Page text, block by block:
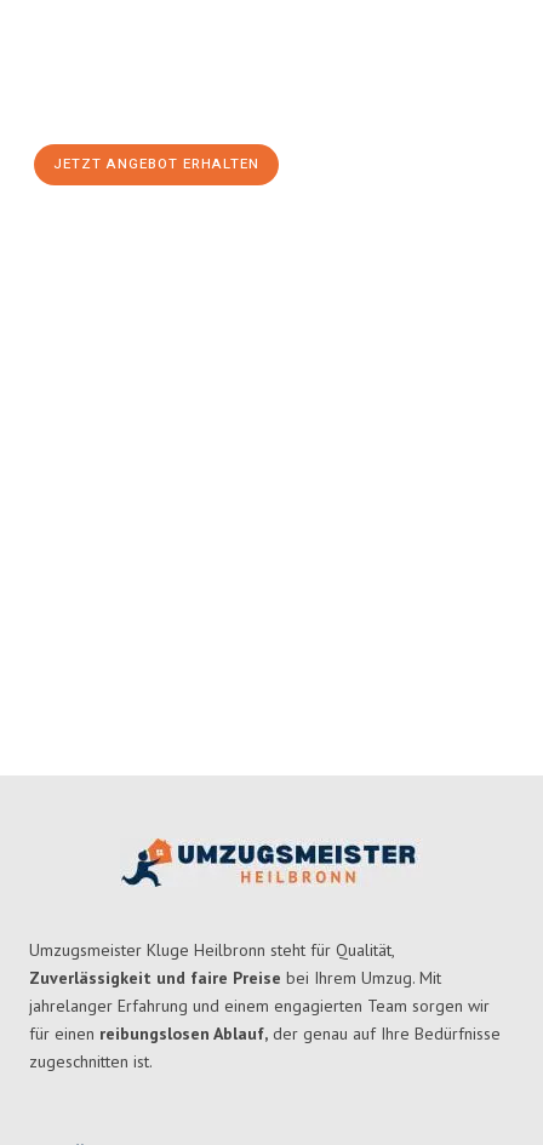
JETZT ANGEBOT ERHALTEN
Umzugsmeister Kluge Heilbronn steht für Qualität,
Zuverlässigkeit und faire Preise bei Ihrem Umzug. Mit
jahrelanger Erfahrung und einem engagierten Team sorgen wir
für einen reibungslosen Ablauf, der genau auf Ihre Bedürfnisse
zugeschnitten ist.